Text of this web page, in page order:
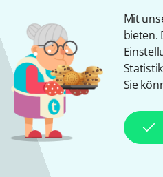
Mit
bieten.
Sie